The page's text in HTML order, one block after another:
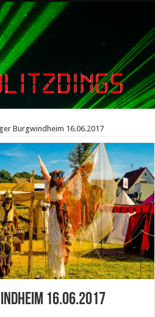
Burgwindheim 16.06.2017
16.06.2017